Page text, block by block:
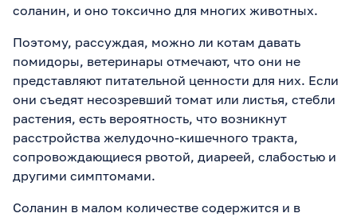
соланин, и оно токсично для многих животных.
Поэтому, рассуждая, можно ли котам давать
помидоры, ветеринары отмечают, что они не
представляют питательной ценности для них. Если
они съедят несозревший томат или листья, стебли
растения, есть вероятность, что возникнут
расстройства желудочно-кишечного тракта,
сопровождающиеся рвотой, диареей, слабостью и
другими симптомами.
Соланин в малом количестве содержится и в